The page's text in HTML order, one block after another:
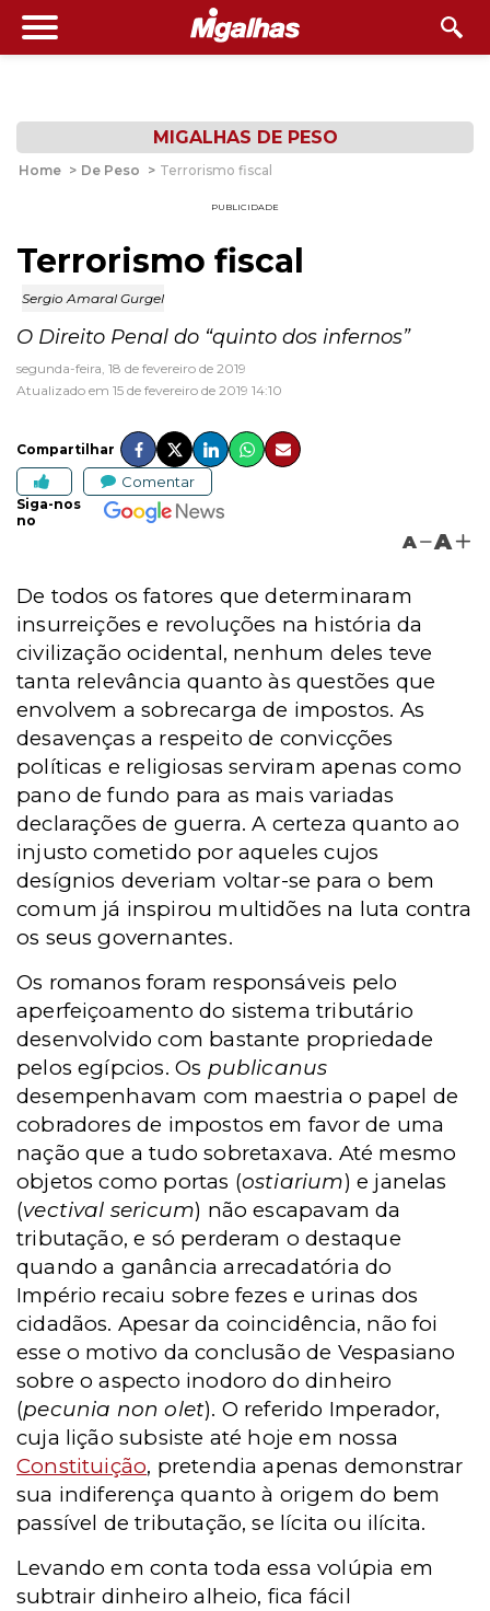
MIGALHAS DE PESO
Home > De Peso > Terrorismo fiscal
PUBLICIDADE
Terrorismo fiscal
Sergio Amaral Gurgel
O Direito Penal do “quinto dos infernos”
segunda-feira, 18 de fevereiro de 2019
Atualizado em 15 de fevereiro de 2019 14:10
Compartilhar
Comentar
Siga-nos
no
A A
De todos os fatores que determinaram
insurreições e revoluções na história da
civilização ocidental, nenhum deles teve
tanta relevância quanto às questões que
envolvem a sobrecarga de impostos. As
desavenças a respeito de convicções
políticas e religiosas serviram apenas como
pano de fundo para as mais variadas
declarações de guerra. A certeza quanto ao
injusto cometido por aqueles cujos
desígnios deveriam voltar-se para o bem
comum já inspirou multidões na luta contra
os seus governantes.
Os romanos foram responsáveis pelo
aperfeiçoamento do sistema tributário
desenvolvido com bastante propriedade
pelos egípcios. Os publicanus
desempenhavam com maestria o papel de
cobradores de impostos em favor de uma
nação que a tudo sobretaxava. Até mesmo
objetos como portas (ostiarium) e janelas
(vectival sericum) não escapavam da
tributação, e só perderam o destaque
quando a ganância arrecadatória do
Império recaiu sobre fezes e urinas dos
cidadãos. Apesar da coincidência, não foi
esse o motivo da conclusão de Vespasiano
sobre o aspecto inodoro do dinheiro
(pecunia non olet). O referido Imperador,
cuja lição subsiste até hoje em nossa
Constituição, pretendia apenas demonstrar
sua indiferença quanto à origem do bem
passível de tributação, se lícita ou ilícita.
Levando em conta toda essa volúpia em
subtrair dinheiro alheio, fica fácil